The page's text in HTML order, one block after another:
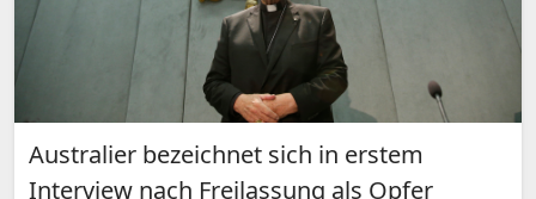
Australier bezeichnet sich in erstem
Interview nach Freilassung als Opfer